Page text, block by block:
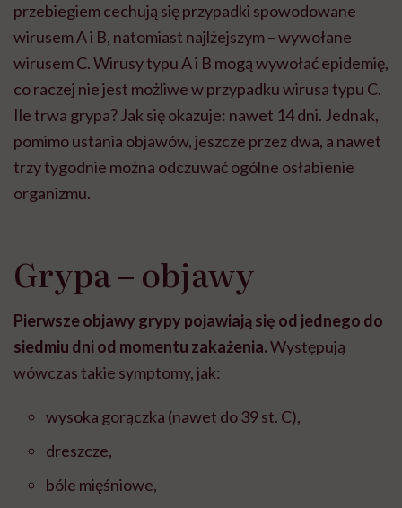
przebiegiem cechują się przypadki spowodowane
wirusem A i B, natomiast najlżejszym – wywołane
wirusem C. Wirusy typu A i B mogą wywołać epidemię,
co raczej nie jest możliwe w przypadku wirusa typu C.
Ile trwa grypa? Jak się okazuje: nawet 14 dni. Jednak,
pomimo ustania objawów, jeszcze przez dwa, a nawet
trzy tygodnie można odczuwać ogólne osłabienie
organizmu.
Grypa – objawy
Pierwsze objawy grypy pojawiają się od jednego do
siedmiu dni od momentu zakażenia.Występują
wówczas takie symptomy, jak:
wysoka gorączka (nawet do 39 st. C),
dreszcze,
bóle mięśniowe,